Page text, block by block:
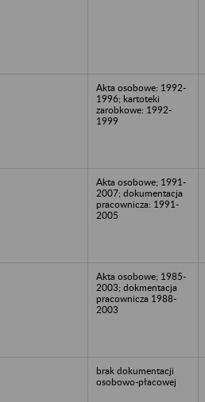
Akta osobowe: 1992-
1996; kartoteki
zarobkowe: 1992-
1999
Akta osobowe; 1991-
2007; dokumentacja
pracownicza: 1991-
2005
Akta osobowe; 1985-
2003; dokmentacja
pracownicza 1988-
2003
brak dokumentacji
osobowo-płacowej